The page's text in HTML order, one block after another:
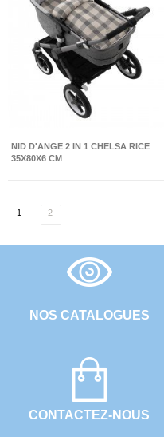
NID D'ANGE 2 IN 1 CHELSA RICE
35X80X6 CM
1 2
NOS CATALOGUES
CONTACTEZ-NOUS